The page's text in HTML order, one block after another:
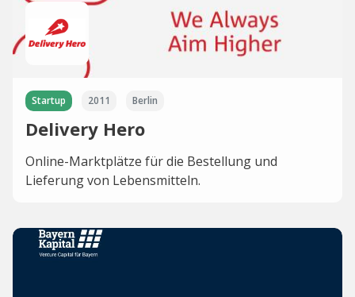
Startup 2011 Berlin
Delivery Hero
Online-Marktplätze für die Bestellung und
Lieferung von Lebensmitteln.